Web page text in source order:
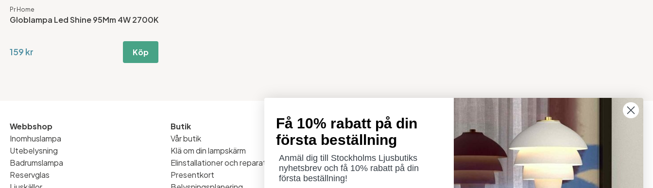
Pr Home
Globlampa Led Shine 95Mm 4W 2700K
159 kr Köp
Webbshop
Inomhuslampa
Utebelysning
Badrumslampa
Reservglas
Butik
Vår butik
Klä om din lampskärm
Elinstallationer och reparationer
Presentkort
Öppettider
Måndag - Torsdag: 11-18
Fredag - Lördag: 11-16
Söndag: Stängt
Lördag 1/8 stängt
08 - 654 29 00
info@ljusbutik.se
Fler kontaktuppgifter »
Adress: Kungsholmsgatan 6, 112 27
Stockholm
Få 10% rabatt på din
första beställning
Anmäl dig till Stockholms Ljusbutiks
nyhetsbrev och få 10% rabatt på din
första beställning!